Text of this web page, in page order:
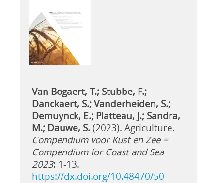
Van Bogaert, T.; Stubbe, F.;
Danckaert, S.; Vanderheiden, S.;
Demuynck, E.; Platteau, J.; Sandra,
M.; Dauwe, S.(2023). Agriculture.
Compendium voor Kust en Zee =
Compendium for Coast and Sea
2023: 1-13.
https://dx.doi.org/10.48470/50